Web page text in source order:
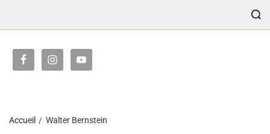
Accueil Walter Bernstein